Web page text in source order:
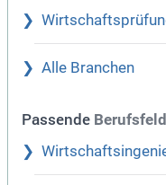
Alle Branchen
Passende